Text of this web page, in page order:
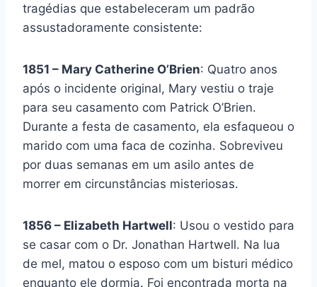
tragédias que estabeleceram um padrão
assustadoramente consistente:
1851 – Mary Catherine O’Brien: Quatro anos
após o incidente original, Mary vestiu o traje
para seu casamento com Patrick O’Brien.
Durante a festa de casamento, ela esfaqueou o
marido com uma faca de cozinha. Sobreviveu
por duas semanas em um asilo antes de
morrer em circunstâncias misteriosas.
1856 – Elizabeth Hartwell: Usou o vestido para
se casar com o Dr. Jonathan Hartwell. Na lua
de mel, matou o esposo com um bisturi médico
enquanto ele dormia. Foi encontrada morta na